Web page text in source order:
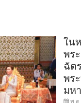
ใน
พร
ฉัต
พร
มห
พ.ค